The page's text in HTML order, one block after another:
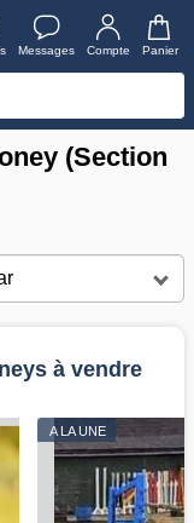
Messages Compte Panier
(Section
à vendre
A LA UNE